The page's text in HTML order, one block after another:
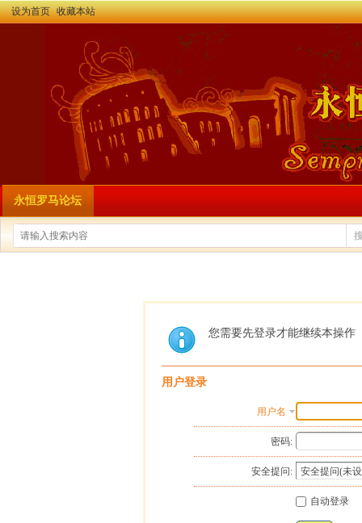
设为首页 收藏本站
永恒罗马论坛
您需要先登录才能继续本操作
用户登录
用户名
密码:
安全提问:
自动登录